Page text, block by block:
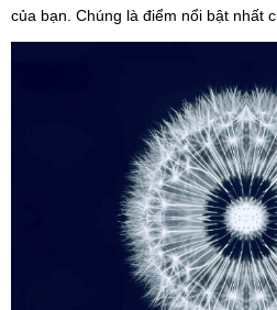
của bạn. Chúng là điểm nổi bật nhất